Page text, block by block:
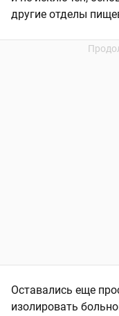
другие отделы
Оставались еще
изолировать